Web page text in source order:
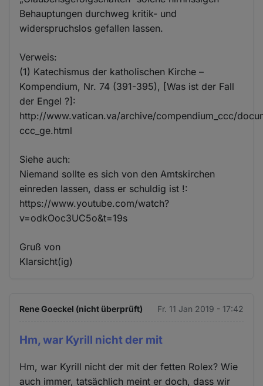
Behauptungen durchweg kritik- und
widerspruchslos gefallen lassen.
Verweis:
(1) Katechismus der katholischen Kirche –
Kompendium, Nr. 74 (391-395), [Was ist der Fall
der Engel ?]:
http://www.vatican.va/archive/compendium_ccc/
ccc_ge.html
Siehe auch:
Niemand sollte es sich von den Amtskirchen
einreden lassen, dass er schuldig ist !:
https://www.youtube.com/watch?
v=odkOoc3UC5o&t=19s
Gruß von
Klarsicht(ig)
Rene Goeckel (nicht überprüft) Fr. 11 Jan 2019 - 17:42
Hm, war Kyrill nicht der mit
Hm, war Kyrill nicht der mit der fetten Rolex? Wie
auch immer, tatsächlich meint er doch, dass wir